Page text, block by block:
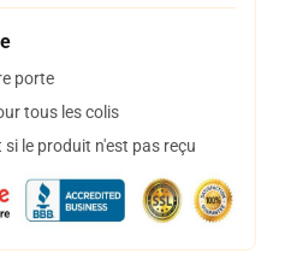
porte
tous les colis
le produit n'est pas reçu